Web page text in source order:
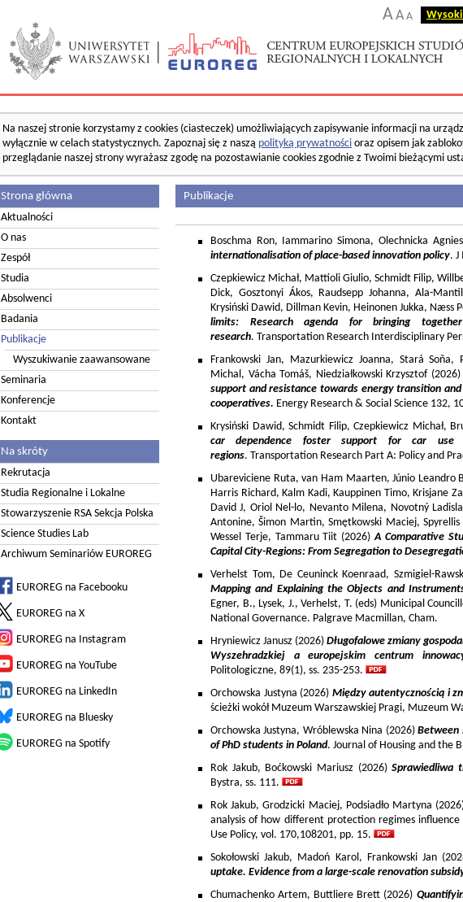
AA A
Na naszej stronie korzystamy z cookies (ciasteczek) umożliwiających zapisywanie informacji na
wyłącznie w celach statystycznych. Zapoznaj się z naszą polityką prywatności oraz opisem jak
przeglądanie naszej strony wyrażasz zgodę na pozostawianie cookies zgodnie z Twoimi bieżącymi
Strona główna
Aktualności
O nas
Zespół
Studia
Absolwenci
Badania
Publikacje
Wyszukiwanie zaawansowane
Seminaria
Konferencje
Kontakt
Na skróty
Rekrutacja
Studia Regionalne i Lokalne
Stowarzyszenie RSA Sekcja Polska
Science Studies Lab
Archiwum Seminariów EUROREG
EUROREG na Facebooku
EUROREG na X
EUROREG na Instagram
EUROREG na YouTube
EUROREG na LinkedIn
EUROREG na Bluesky
EUROREG na Spotify
Publikacje
Boschma Ron, Iammarino Simona, Olechnicka
internationalisation of place-based innovation policy.
Czepkiewicz Michał, Mattioli Giulio, Schmidt Filip,
Dick, Gosztonyi Ákos, Raudsepp Johanna, Ala-
Krysiński Dawid, Dillman Kevin, Heinonen Jukka, Næss
limits: Research agenda for bringing
research. Transportation Research Interdisciplinary
Frankowski Jan, Mazurkiewicz Joanna, Stará Soňa,
Michal, Vácha Tomáš, Niedziałkowski Krzysztof (2026)
support and resistance towards energy transition
cooperatives. Energy Research & Social Science 132,
Krysiński Dawid, Schmidt Filip, Czepkiewicz Michał,
car dependence foster support for car use
regions. Transportation Research Part A: Policy and
Ubareviciene Ruta, van Ham Maarten, Júnio Leandro
Harris Richard, Kalm Kadi, Kauppinen Timo, Krisjane
David J, Oriol Nel-lo, Nevanto Milena, Novotný
Antonine, Šimon Martin, Smętkowski Maciej,
Wessel Terje, Tammaru Tiit (2026)A Comparative
Capital City-Regions: From Segregation to
Verhelst Tom, De Ceuninck Koenraad, Szmigiel-
Mapping and Explaining the Objects and
Egner, B., Lysek, J., Verhelst, T. (eds) Municipal
National Governance. Palgrave Macmillan, Cham.
Hryniewicz Janusz (2026) Długofalowe zmiany
Wyszehradzkiej a europejskim centrum
Politologiczne, 89(1), ss. 235-253.
Orchowska Justyna (2026) Między autentycznością i
ścieżki wokół Muzeum Warszawskiej Pragi, Muzeum
Orchowska Justyna, Wróblewska Nina (2026)Between
of PhD students in Poland. Journal of Housing and the
Rok Jakub, Boćkowski Mariusz (2026)Sprawiedliwa
Bystra, ss. 111.
Rok Jakub, Grodzicki Maciej, Podsiadło Martyna
analysis of how different protection regimes
Use Policy, vol. 170,108201, pp. 15.
Sokołowski Jakub, Madoń Karol, Frankowski Jan
uptake. Evidence from a large-scale renovation
Chumachenko Artem, Buttliere Brett (2026)